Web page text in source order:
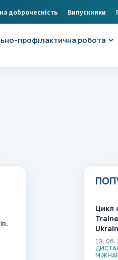
доброчесність Випускники
профілактична робота
Цикл
13. 06.